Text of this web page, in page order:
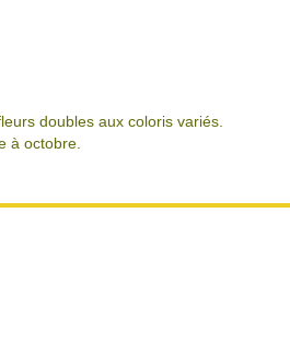
doubles aux coloris variés.
à octobre.